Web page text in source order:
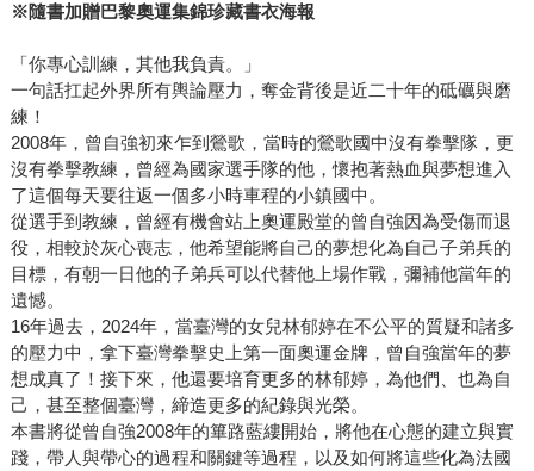
※隨書加贈巴黎奧運集錦珍藏書衣海報
「你專心訓練，其他我負責。」
一句話扛起外界所有輿論壓力，奪金背後是近二十年的砥礪與磨
練！
2008年，曾自強初來乍到鶯歌，當時的鶯歌國中沒有拳擊隊，更
沒有拳擊教練，曾經為國家選手隊的他，懷抱著熱血與夢想進入
了這個每天要往返一個多小時車程的小鎮國中。
從選手到教練，曾經有機會站上奧運殿堂的曾自強因為受傷而退
役，相較於灰心喪志，他希望能將自己的夢想化為自己子弟兵的
目標，有朝一日他的子弟兵可以代替他上場作戰，彌補他當年的
遺憾。
16年過去，2024年，當臺灣的女兒林郁婷在不公平的質疑和諸多
的壓力中，拿下臺灣拳擊史上第一面奧運金牌，曾自強當年的夢
想成真了！接下來，他還要培育更多的林郁婷，為他們、也為自
己，甚至整個臺灣，締造更多的紀錄與光榮。
本書將從曾自強2008年的篳路藍縷開始，將他在心態的建立與實
踐，帶人與帶心的過程和關鍵等過程，以及如何將這些化為法國